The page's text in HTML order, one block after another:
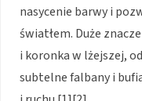
nasycenie barwy i
światłem. Duże
i koronka w lżejszej,
subtelne falbany i